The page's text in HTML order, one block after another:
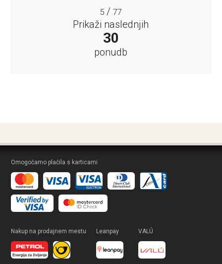
5 /77
Prikaži naslednjih
30
ponudb
Omogočamo plačila s karticami
Nakup na prodajnem mestu Leanpay VALÚ